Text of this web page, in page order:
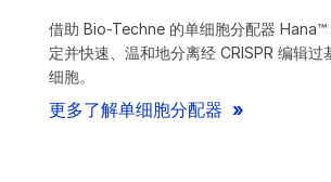
借助 Bio-Techne 的单细胞分配器
定并快速、温和地分离经 CRISPR 编辑过
细胞。
更多了解单细胞分配器